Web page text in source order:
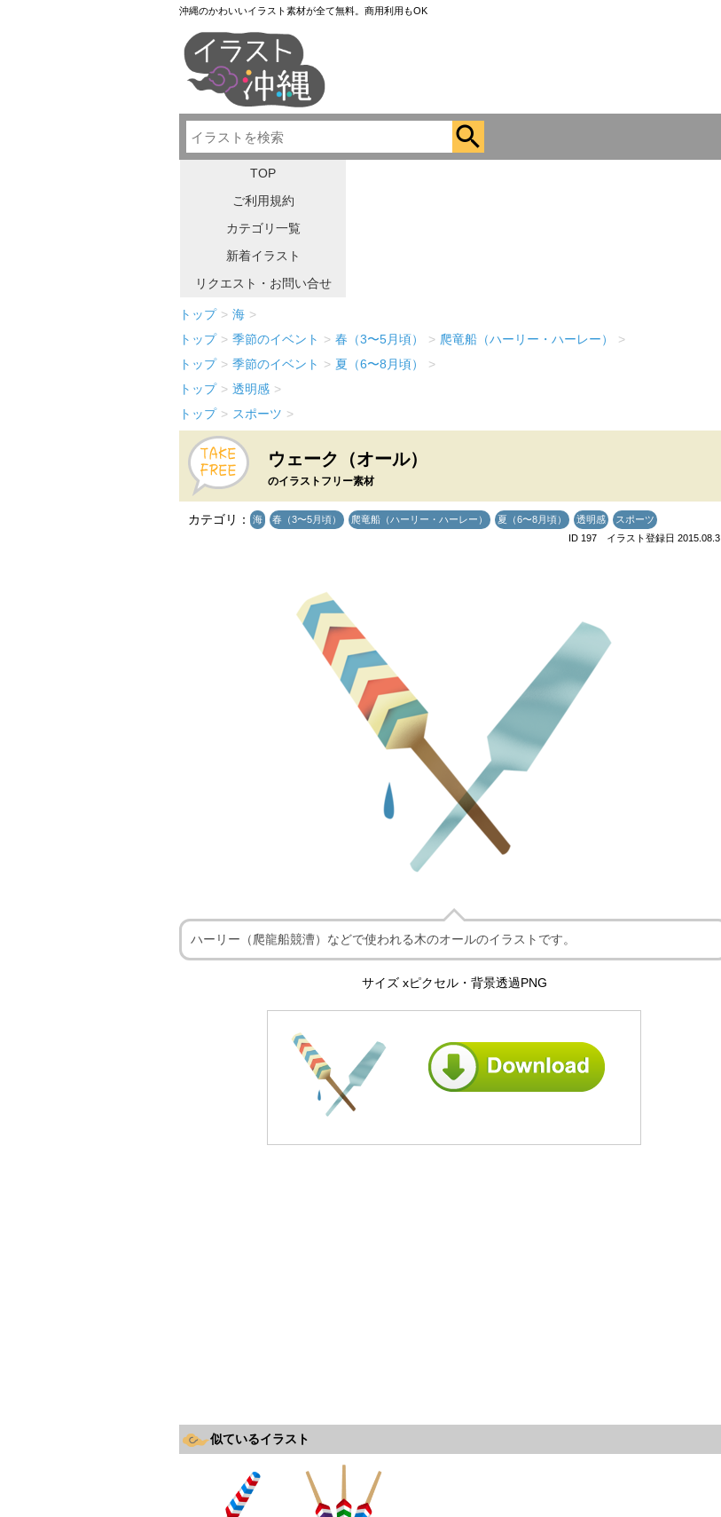
沖縄のかわいいイラスト素材が全て無料。商用利用もOK
TOP
ご利用規約
カテゴリ一覧
新着イラスト
リクエスト・お問い合せ
トップ > 海 >
トップ > 季節のイベント > 春（3〜5月頃） > 爬竜船（ハーリー・ハーレー）
>
トップ > 季節のイベント > 夏（6〜8月頃）
>
トップ > 透明感 >
トップ > スポーツ >
ウェーク（オール）
のイラストフリー素材
カテゴリ： 海 春（3〜5月頃） 爬竜船（ハーリー・ハーレー） 夏（6〜8月頃） 透明感
スポーツ
ID 197 イラスト登録日 2015.08.3
ハーリー（爬龍船競漕）などで使われる木のオールのイラストです。
サイズ xピクセル・背景透過PNG
似ているイラスト